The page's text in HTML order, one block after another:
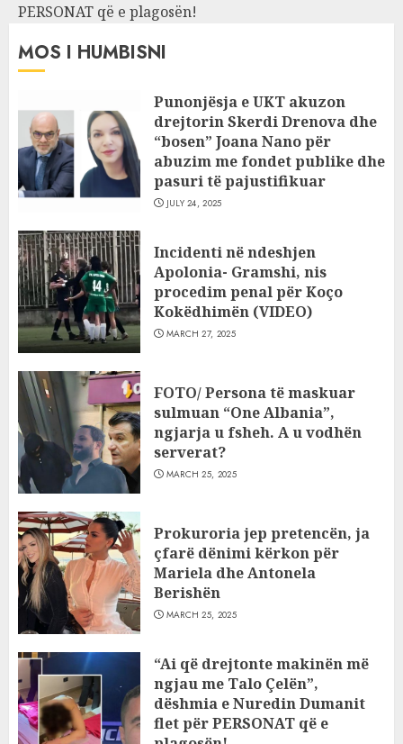
PERSONAT që e plagosën!
MOS I HUMBISNI
Punonjësja e UKT akuzon
drejtorin Skerdi Drenova dhe
“bosen” Joana Nano për
abuzim me fondet publike dhe
pasuri të pajustifikuar
JULY 24, 2025
Incidenti në ndeshjen
Apolonia- Gramshi, nis
procedim penal për Koço
Kokëdhimën (VIDEO)
MARCH 27, 2025
FOTO/ Persona të maskuar
sulmuan “One Albania”,
ngjarja u fsheh. A u vodhën
serverat?
MARCH 25, 2025
Prokuroria jep pretencën, ja
çfarë dënimi kërkon për
Mariela dhe Antonela
Berishën
MARCH 25, 2025
“Ai që drejtonte makinën më
ngjau me Talo Çelën”,
dëshmia e Nuredin Dumanit
flet për PERSONAT që e